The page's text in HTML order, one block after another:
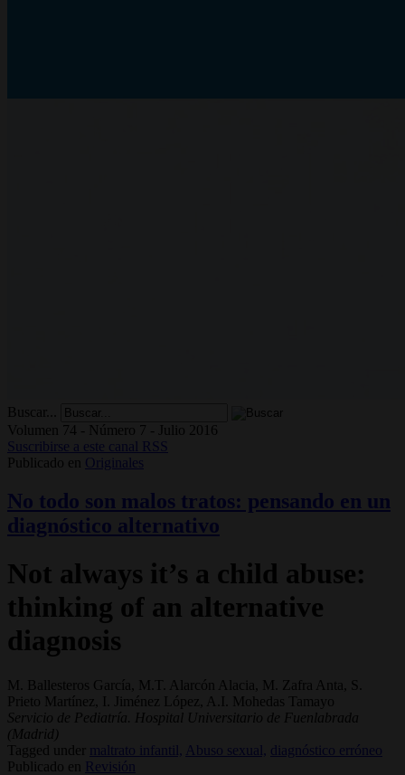
Buscar...
Volumen 74 - Número 7 - Julio 2016
Suscribirse a este canal RSS
Publicado en
Originales
No todo son malos tratos: pensando en un
diagnóstico alternativo
Not always it’s a child abuse:
thinking of an alternative
diagnosis
M. Ballesteros García, M.T. Alarcón Alacia, M. Zafra Anta, S.
Prieto Martínez, I. Jiménez López, A.I. Mohedas Tamayo
Servicio de Pediatría. Hospital Universitario de Fuenlabrada
(Madrid)
Tagged under
maltrato infantil, Abuso sexual,
diagnóstico erróneo
Publicado en
Revisión